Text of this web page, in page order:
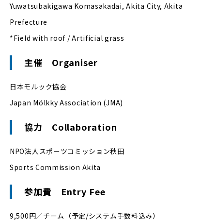
Yuwatsubakigawa Komasakadai, Akita City, Akita
Prefecture
*Field with roof / Artificial grass
主催 Organiser
日本モルック協会
Japan Mölkky Association (JMA)
協力 Collaboration
NPO法人スポーツコミッション秋田
Sports Commission Akita
参加費 Entry Fee
9,500円／チーム（予定/システム手数料込み）